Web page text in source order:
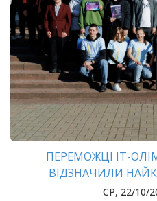
ПЕРЕМОЖЦІ ІТ-
ВІДЗНАЧИЛИ
СР, 22/10/